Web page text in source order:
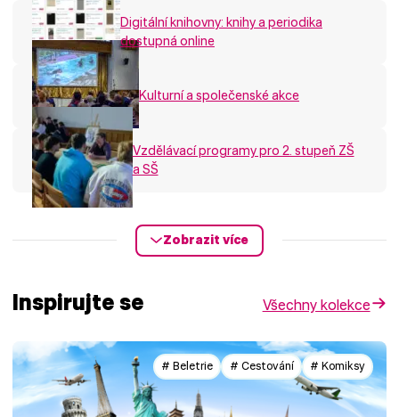
Digitální knihovny: knihy a periodika
dostupná online
Kulturní a společenské akce
Vzdělávací programy pro 2. stupeň ZŠ
a SŠ
Zobrazit více
Inspirujte se Všechny kolekce
# Beletrie # Cestování # Komiksy